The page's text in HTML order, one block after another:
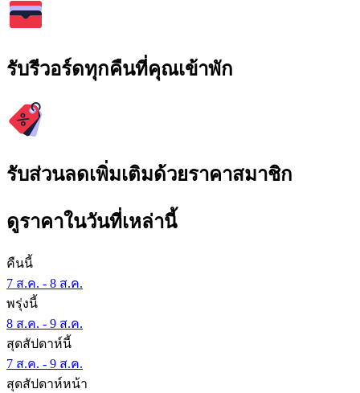
รับรีวอร์ดทุกคืนที่คุณเข้าพัก
รับส่วนลดเพิ่มเติมด้วยราคาสมาชิก
ดูราคาในวันที่เหล่านี้
คืนนี้
7 ส.ค. - 8 ส.ค.
พรุ่งนี้
8 ส.ค. - 9 ส.ค.
สุดสัปดาห์นี้
7 ส.ค. - 9 ส.ค.
สุดสัปดาห์หน้า